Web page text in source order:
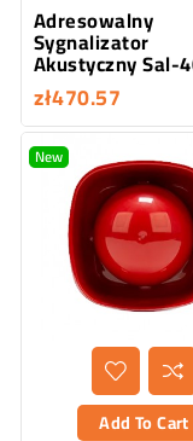
Adresowalny
Sygnalizator
Akustyczny Sal-
zł470.57
New
Add To Cart